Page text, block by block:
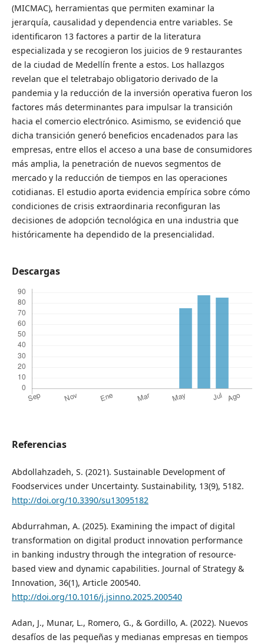
(MICMAC), herramientas que permiten examinar la
jerarquía, causalidad y dependencia entre variables. Se
identificaron 13 factores a partir de la literatura
especializada y se recogieron los juicios de 9 restaurantes
de la ciudad de Medellín frente a estos. Los hallazgos
revelan que el teletrabajo obligatorio derivado de la
pandemia y la reducción de la inversión operativa fueron los
factores más determinantes para impulsar la transición
hacia el comercio electrónico. Asimismo, se evidenció que
dicha transición generó beneficios encadenados para las
empresas, entre ellos el acceso a una base de consumidores
más amplia, la penetración de nuevos segmentos de
mercado y la reducción de tiempos en las operaciones
cotidianas. El estudio aporta evidencia empírica sobre cómo
condiciones de crisis extraordinaria reconfiguran las
decisiones de adopción tecnológica en una industria que
históricamente ha dependido de la presencialidad.
Descargas
Referencias
Abdollahzadeh, S. (2021). Sustainable Development of
Foodservices under Uncertainty. Sustainability, 13(9), 5182.
http://doi.org/10.3390/su13095182
Abdurrahman, A. (2025). Examining the impact of digital
transformation on digital product innovation performance
in banking industry through the integration of resource-
based view and dynamic capabilities. Journal of Strategy &
Innovation, 36(1), Article 200540.
http://doi.org/10.1016/j.jsinno.2025.200540
Adan, J., Munar, L., Romero, G., & Gordillo, A. (2022). Nuevos
desafíos de las pequeñas y medianas empresas en tiempos